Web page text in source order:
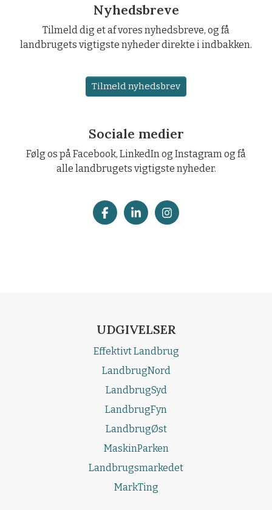
Nyhedsbreve
Tilmeld dig et af vores nyhedsbreve, og få
landbrugets vigtigste nyheder direkte i indbakken.
Tilmeld nyhedsbrev
Sociale medier
Følg os på Facebook, LinkedIn og Instagram og få
alle landbrugets vigtigste nyheder.
UDGIVELSER
Effektivt Landbrug
LandbrugNord
LandbrugSyd
LandbrugFyn
LandbrugØst
MaskinParken
Landbrugsmarkedet
MarkTing